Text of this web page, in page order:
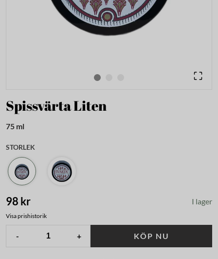
Spissvärta Liten
75 ml
STORLEK
98 kr I lager
Visa prishistorik
- + KÖP NU